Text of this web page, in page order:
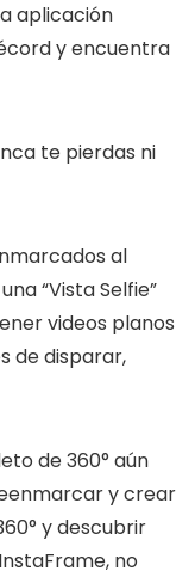
aplicación
y encuentra
te pierdas ni
al
“Vista Selfie”
videos planos
de disparar,
de 360° aún
y crear
y descubrir
no